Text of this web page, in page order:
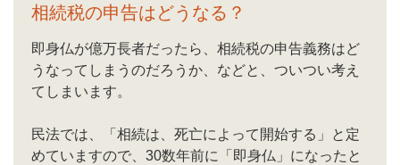
相続税の申告はどうなる？
即身仏が億万長者だったら、相続税の申告義務はど
うなってしまうのだろうか、などと、ついつい考え
てしまいます。
民法では、「相続は、死亡によって開始する」と定
めていますので、30数年前に「即身仏」になったと